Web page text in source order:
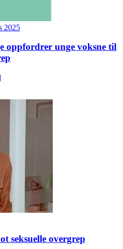
2025
oppfordrer unge voksne til
seksuelle overgrep